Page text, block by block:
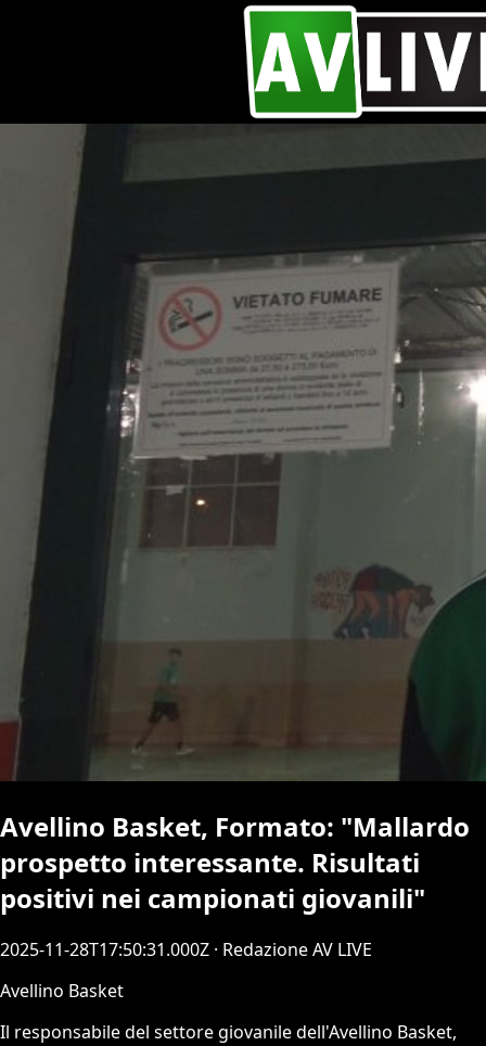
Avellino Basket, Formato: "Mallardo
prospetto interessante. Risultati
positivi nei campionati giovanili"
2025-11-28T17:50:31.000Z · Redazione AV LIVE
Avellino Basket
Il responsabile del settore giovanile dell'Avellino Basket,